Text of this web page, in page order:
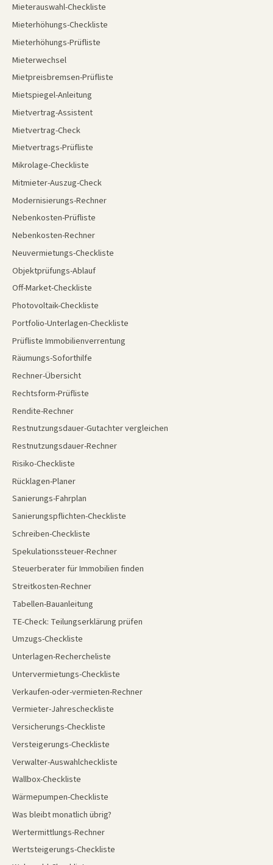
Mieterauswahl-Checkliste
Mieterhöhungs-Checkliste
Mieterhöhungs-Prüfliste
Mieterwechsel
Mietpreisbremsen-Prüfliste
Mietspiegel-Anleitung
Mietvertrag-Assistent
Mietvertrag-Check
Mietvertrags-Prüfliste
Mikrolage-Checkliste
Mitmieter-Auszug-Check
Modernisierungs-Rechner
Nebenkosten-Prüfliste
Nebenkosten-Rechner
Neuvermietungs-Checkliste
Objektprüfungs-Ablauf
Off-Market-Checkliste
Photovoltaik-Checkliste
Portfolio-Unterlagen-Checkliste
Prüfliste Immobilienverrentung
Räumungs-Soforthilfe
Rechner-Übersicht
Rechtsform-Prüfliste
Rendite-Rechner
Restnutzungsdauer-Gutachter vergleichen
Restnutzungsdauer-Rechner
Risiko-Checkliste
Rücklagen-Planer
Sanierungs-Fahrplan
Sanierungspflichten-Checkliste
Schreiben-Checkliste
Spekulationssteuer-Rechner
Steuerberater für Immobilien finden
Streitkosten-Rechner
Tabellen-Bauanleitung
TE-Check: Teilungserklärung prüfen
Umzugs-Checkliste
Unterlagen-Rechercheliste
Untervermietungs-Checkliste
Verkaufen-oder-vermieten-Rechner
Vermieter-Jahrescheckliste
Versicherungs-Checkliste
Versteigerungs-Checkliste
Verwalter-Auswahlcheckliste
Wallbox-Checkliste
Wärmepumpen-Checkliste
Was bleibt monatlich übrig?
Wertermittlungs-Rechner
Wertsteigerungs-Checkliste